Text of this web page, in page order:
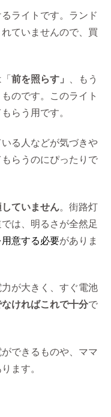
ライトです。ランド
ていませんので、買
前を照らす」
、もう
ものです。このライト
らう用です。
る人などが気づきや
らうのにぴったりで
ていません。街路灯
は、明るさが全然足
意する必要がありま
が大きく、すぐ電池
なければこれで十分で
できるものや、ママ
ます。